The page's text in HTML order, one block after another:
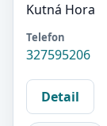
Kutná Hora
Telefon
327595206
Detail